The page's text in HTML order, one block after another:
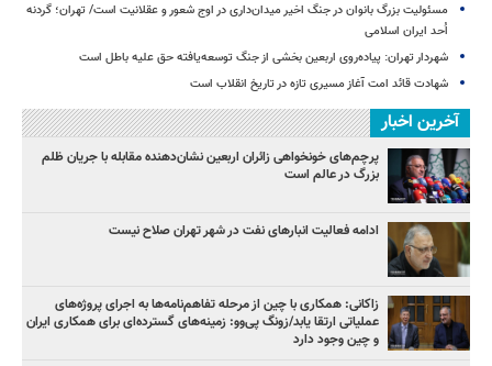
مسئولیت بزرگ بانوان در جنگ اخیر میدان‌داری‌ در اوج شعور و عقلانیت است/ تهران؛ گردنه
اُحد ایران اسلامی
شهردار تهران: پیاده‌روی اربعین بخشی از جنگ توسعه‌یافته حق علیه باطل است
شهادت قائد امت آغاز مسیری تازه در تاریخ انقلاب است
آخرین اخبار
پرچم‌های خونخواهی زائران اربعین نشان‌دهنده مقابله با جریان ظلم
بزرگ در عالم است
ادامه فعالیت انبارهای نفت در شهر تهران صلاح نیست
زاکانی: همکاری با چین از مرحله تفاهم‌نامه‌ها به اجرای پروژه‌های
عملیاتی ارتقا یابد/زونگ پی‌وو: زمینه‌های گسترده‌ای برای همکاری ایران
و چین وجود دارد